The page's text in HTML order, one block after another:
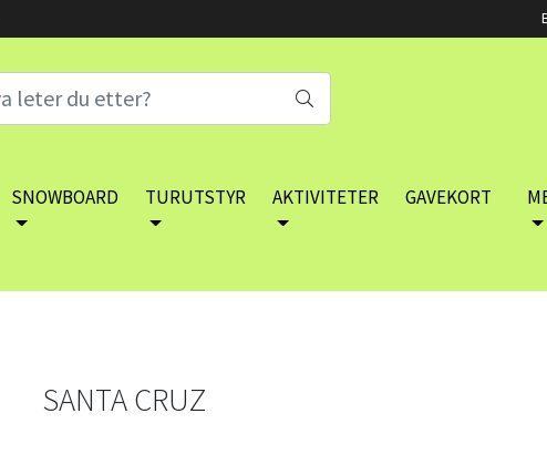
SNOWBOARD TURUTSTYR AKTIVITETER GAVEKORT
SANTA CRUZ